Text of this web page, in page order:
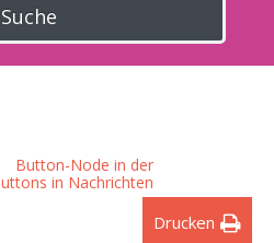
Suche
Button-Node in der
in Nachrichten
Drucken